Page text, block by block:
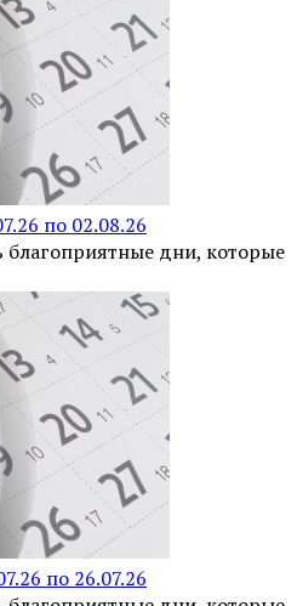
по 02.08.26
благоприятные дни, которые
по 26.07.26